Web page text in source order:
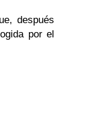
después
por el